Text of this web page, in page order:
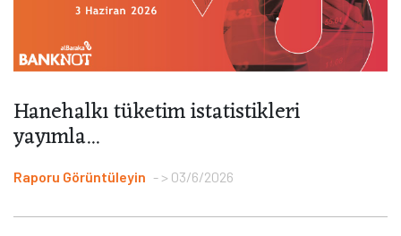
Hanehalkı tüketim istatistikleri
yayımla...
Raporu Görüntüleyin > 03/6/2026